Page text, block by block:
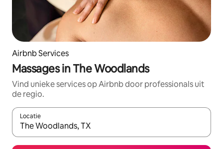
Airbnb Services
Massages in The Woodlands
Vind unieke services op Airbnb door professionals uit
de regio.
Locatie
Wanneer er suggesties beschikbaar zijn, maak je een keuze